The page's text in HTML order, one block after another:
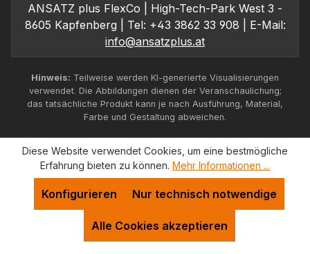
ANSATZ plus FlexCo | High-Tech-Park West 3 -
8605 Kapfenberg | Tel: +43 3862 33 908 | E-Mail:
info@ansatzplus.at
Hinweis: Teilweise werden KI-generierte Visualisierungen
verwendet. Die Abbildungen dienen der Veranschaulichung;
das tatsächliche Produkt kann je nach Ausführung, Material,
Farbe und Gestaltung abweichen.
Diese Website verwendet Cookies, um eine bestmögliche
Erfahrung bieten zu können. Mehr Informationen ...
Nur technisch notwendige
Konfigurieren
Alle Cookies akzeptieren